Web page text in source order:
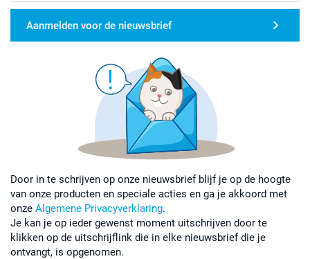
Aanmelden voor de nieuwsbrief
Door in te schrijven op onze nieuwsbrief blijf je op de hoogte
van onze producten en speciale acties en ga je akkoord met
onze Algemene Privacyverklaring.
Je kan je op ieder gewenst moment uitschrijven door te
klikken op de uitschrijflink die in elke nieuwsbrief die je
ontvangt, is opgenomen.